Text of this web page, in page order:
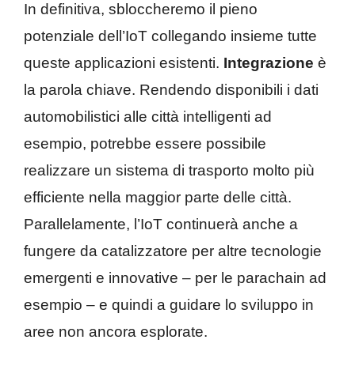
In definitiva, sbloccheremo il pieno
potenziale dell’IoT collegando insieme tutte
queste applicazioni esistenti. Integrazione è
la parola chiave. Rendendo disponibili i dati
automobilistici alle città intelligenti ad
esempio, potrebbe essere possibile
realizzare un sistema di trasporto molto più
efficiente nella maggior parte delle città.
Parallelamente, l’IoT continuerà anche a
fungere da catalizzatore per altre tecnologie
emergenti e innovative – per le parachain ad
esempio – e quindi a guidare lo sviluppo in
aree non ancora esplorate.